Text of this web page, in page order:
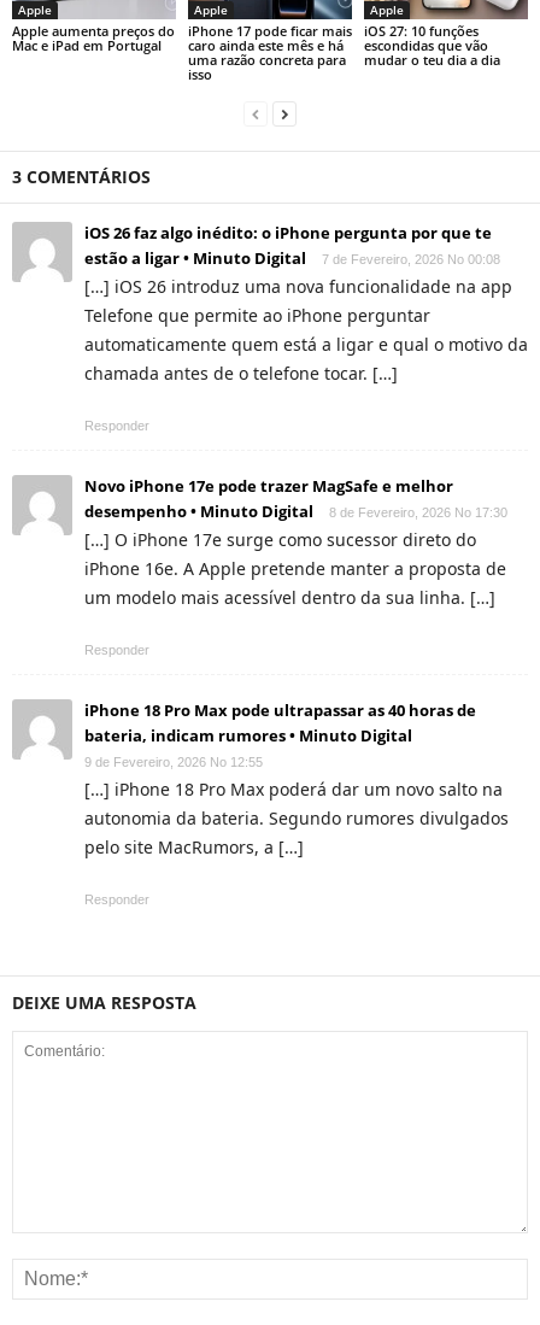
Apple
Apple aumenta preços do
Mac e iPad em Portugal
Apple
iPhone 17 pode ficar mais
caro ainda este mês e há
uma razão concreta para
isso
Apple
iOS 27: 10 funções
escondidas que vão
mudar o teu dia a dia
3 COMENTÁRIOS
iOS 26 faz algo inédito: o iPhone pergunta por que te
estão a ligar • Minuto Digital
7 de Fevereiro, 2026 No 00:08
[…] iOS 26 introduz uma nova funcionalidade na app
Telefone que permite ao iPhone perguntar
automaticamente quem está a ligar e qual o motivo da
chamada antes de o telefone tocar. […]
Responder
Novo iPhone 17e pode trazer MagSafe e melhor
desempenho • Minuto Digital
8 de Fevereiro, 2026 No 17:30
[…] O iPhone 17e surge como sucessor direto do
iPhone 16e. A Apple pretende manter a proposta de
um modelo mais acessível dentro da sua linha. […]
Responder
iPhone 18 Pro Max pode ultrapassar as 40 horas de
bateria, indicam rumores • Minuto Digital
9 de Fevereiro, 2026 No 12:55
[…] iPhone 18 Pro Max poderá dar um novo salto na
autonomia da bateria. Segundo rumores divulgados
pelo site MacRumors, a […]
Responder
DEIXE UMA RESPOSTA